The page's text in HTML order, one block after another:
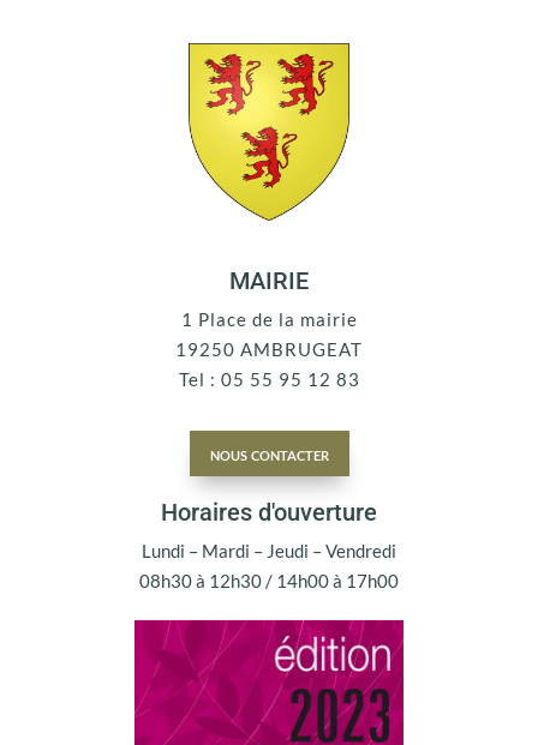
MAIRIE
1 Place de la mairie
19250 AMBRUGEAT
Tel : 05 55 95 12 83
nous contacter
Horaires d'ouverture
Lundi – Mardi – Jeudi – Vendredi
08h30 à 12h30 / 14h00 à 17h00